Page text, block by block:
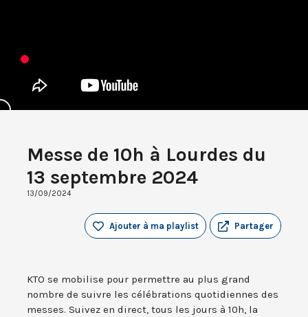
Messe de 10h à Lourdes du
13 septembre 2024
13/09/2024
Partager
Ajouter à ma playlist
KTO se mobilise pour permettre au plus grand
nombre de suivre les célébrations quotidiennes des
messes. Suivez en direct, tous les jours à 10h, la